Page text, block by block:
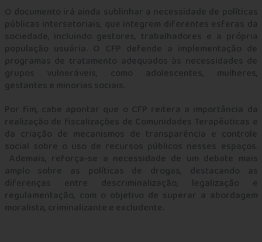
O documento irá ainda sublinhar a necessidade de políticas
públicas intersetoriais, que integrem diferentes esferas da
sociedade, incluindo gestores, trabalhadores e a própria
população usuária. O CFP defende a implementação de
programas de tratamento adequados às necessidades de
grupos vulneráveis, como adolescentes, mulheres,
gestantes e minorias sociais.
Por fim, cabe apontar que o CFP reitera a importância da
realização de fiscalizações de Comunidades Terapêuticas e
da criação de mecanismos de transparência e controle
social sobre o uso de recursos públicos nesses espaços.
Ademais, reforça-se a necessidade de um debate mais
amplo sobre as políticas de drogas, destacando as
diferenças entre descriminalização, legalização e
regulamentação, com o objetivo de superar a abordagem
moralista, criminalizante e excludente.